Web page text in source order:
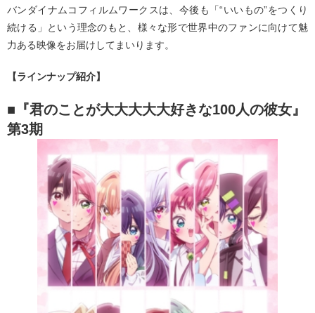
バンダイナムコフィルムワークスは、今後も「“いいもの”をつくり
続ける」という理念のもと、様々な形で世界中のファンに向けて魅
力ある映像をお届けしてまいります。
【ラインナップ紹介】
■『君のことが大大大大大好きな100人の彼女』
第3期